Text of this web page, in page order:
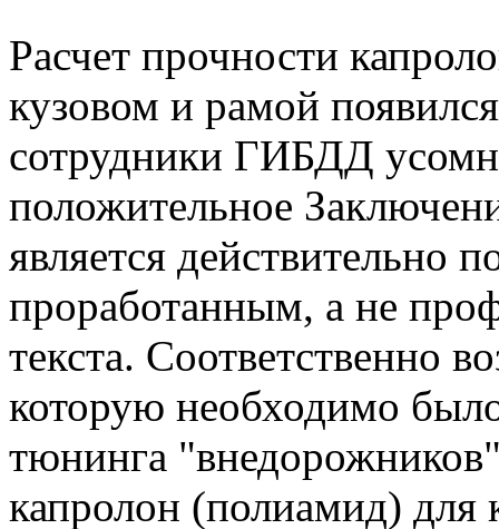
Расчет прочности
кузовом и рамой
сотрудники ГИБДД
положительное
является действительно
проработанным, а не
текста. Соответственно
которую необходимо
тюнинга
капролон (полиамид) для